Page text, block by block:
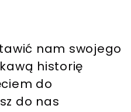
nam swojego
historię
do
do nas